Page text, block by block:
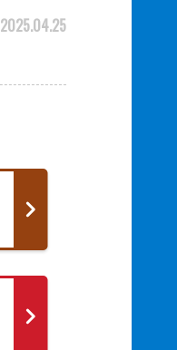
2025.04.25